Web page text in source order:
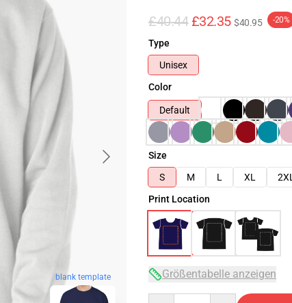
blank template
£40.44 £32.35 $40.95 -20%
Type
Unisex
Color
Default
Size
S
M L XL 2XL
Print Location
Größentabelle anzeigen